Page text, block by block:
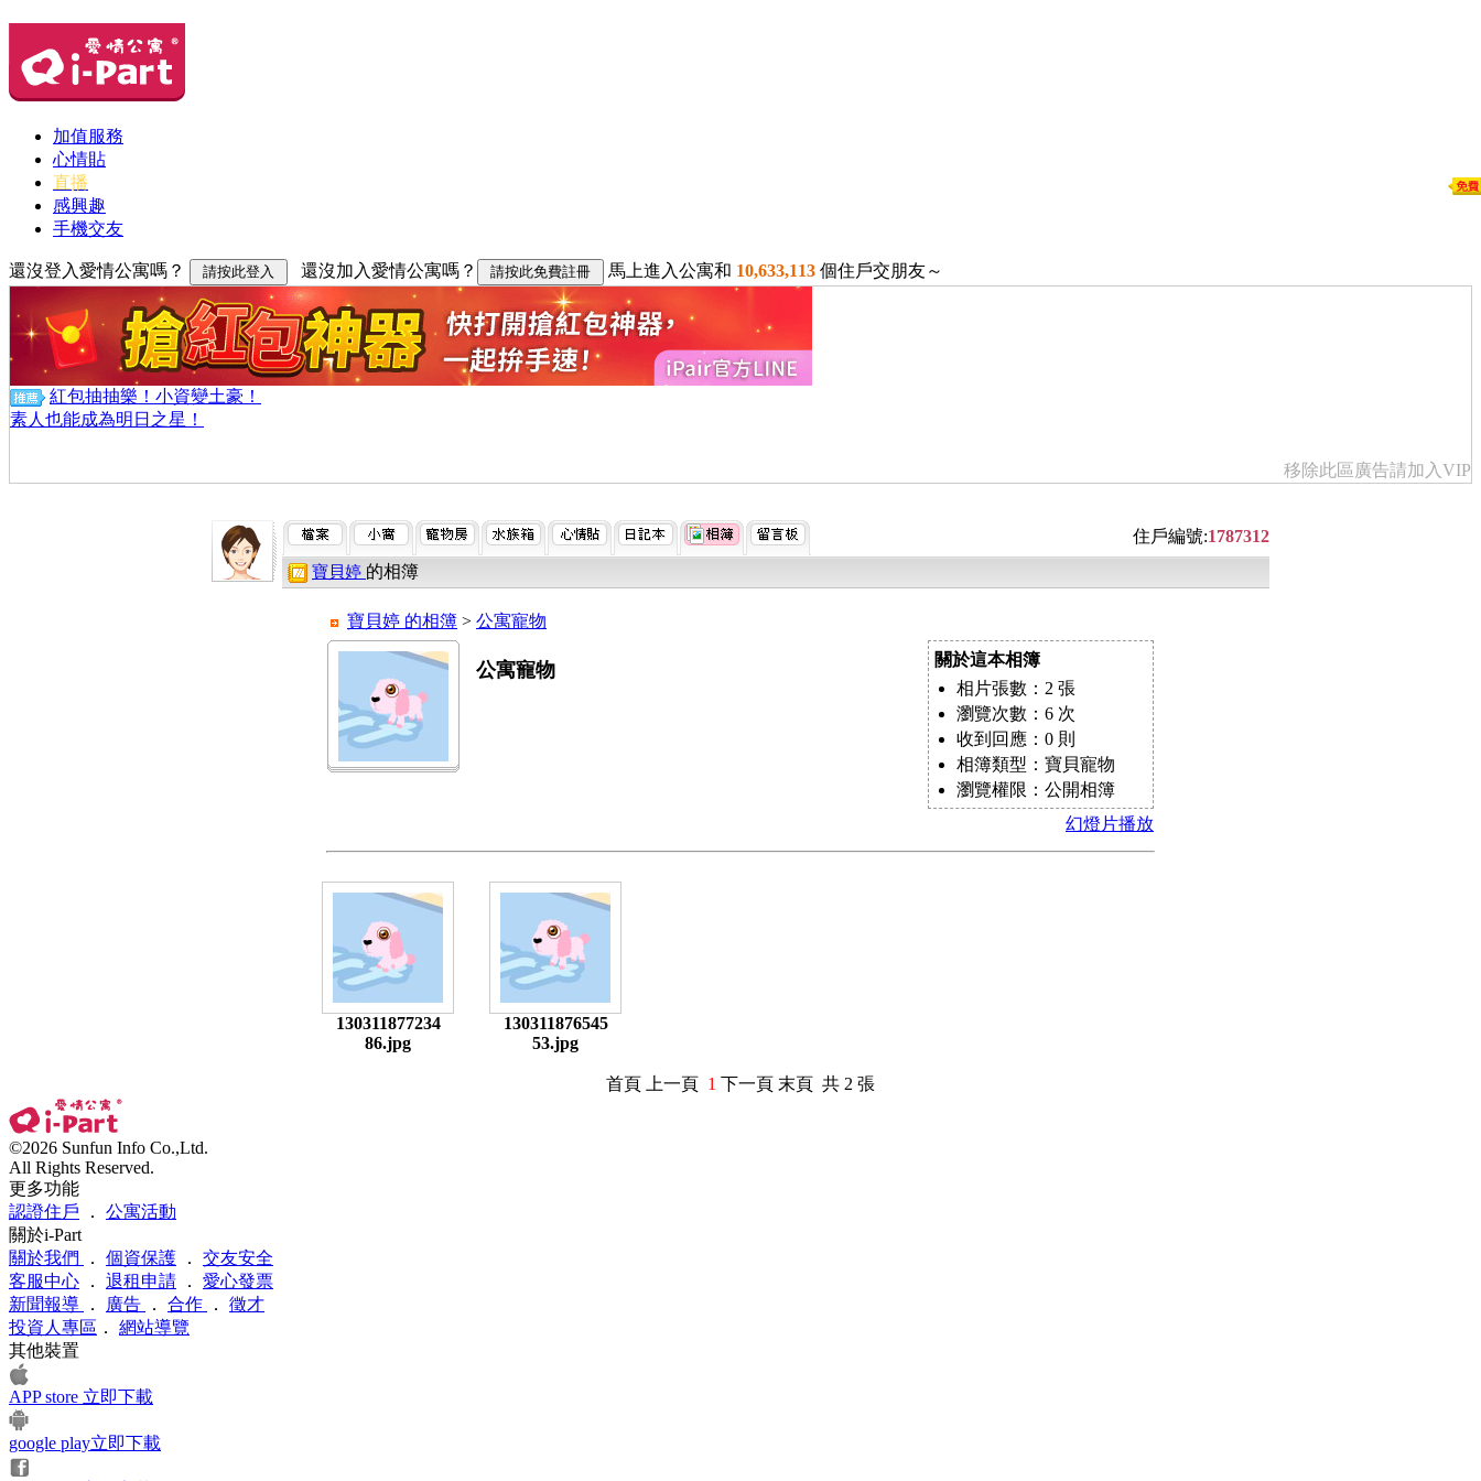
加值服務
心情貼
直播
感興趣
手機交友
還沒登入愛情公寓嗎？ 還沒加入愛情公寓嗎？ 馬上進入公寓和 10,633,113 個住戶交朋友～
紅包抽抽樂！小資變土豪！
素人也能成為明日之星！
移除此區廣告請加入VIP
住戶編號:1787312
寶貝婷 的相簿
寶貝婷 的相簿 > 公寓寵物
公寓寵物
關於這本相簿
相片張數：2 張
瀏覽次數：6 次
收到回應：0 則
相簿類型：寶貝寵物
瀏覽權限：公開相簿
幻燈片播放
130311877234
86.jpg
130311876545
53.jpg
首頁 上一頁 1 下一頁 末頁 共 2 張
©2026 Sunfun Info Co.,Ltd.
All Rights Reserved.
更多功能
認證住戶 ． 公寓活動
關於i-Part
關於我們
． 個資保護 ． 交友安全
客服中心 ． 退租申請 ． 愛心發票
新聞報導
． 廣告 ． 合作 ． 徵才
投資人專區 ． 網站導覽
其他裝置
APP store 立即下載
google play立即下載